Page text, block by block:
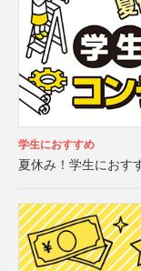
学生におすすめ
夏休み！学生におす